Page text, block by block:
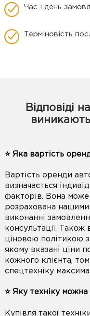
Час і день
Терміновість
Відповіді
⭐️ Яка вартість
Вартість оренди
визначається
факторів. Вона
розрахована
виконанні
консультації.
ціновою політикою
якому вказані ціни
кожного клієнта,
спецтехніку
⭐️ Яку техніку
Купівля такої